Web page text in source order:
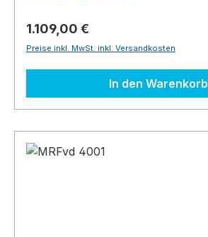
1.109,00 €
Preise inkl. MwSt. inkl. Versandkosten
In den Warenkorb